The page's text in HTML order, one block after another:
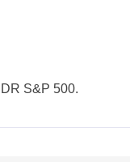
S&P 500.